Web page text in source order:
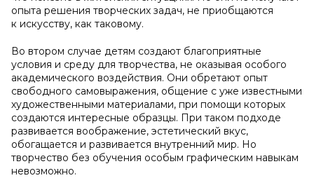
опыта решения творческих задач, не приобщаются
к искусству, как таковому.
Во втором случае детям создают благоприятные
условия и среду для творчества, не оказывая особого
академического воздействия. Они обретают опыт
свободного самовыражения, общение с уже известными
художественными материалами, при помощи которых
создаются интересные образцы. При таком подходе
развивается воображение, эстетический вкус,
обогащается и развивается внутренний мир. Но
творчество без обучения особым графическим навыкам
невозможно.